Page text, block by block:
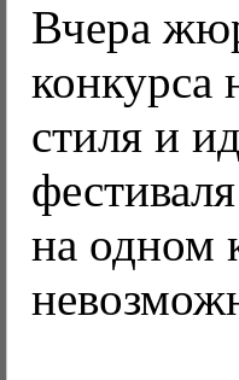
Вчера
конкурса
стиля и
на одном